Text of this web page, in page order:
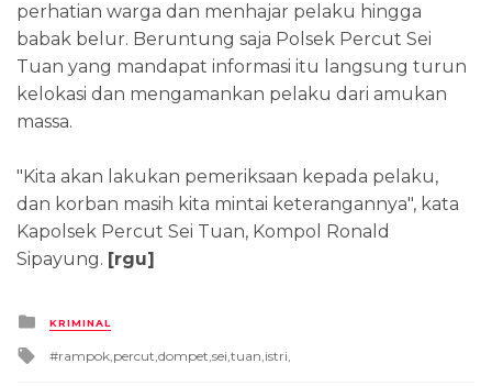
perhatian warga dan menhajar pelaku hingga
babak belur. Beruntung saja Polsek Percut Sei
Tuan yang mandapat informasi itu langsung turun
kelokasi dan mengamankan pelaku dari amukan
massa.
"Kita akan lakukan pemeriksaan kepada pelaku,
dan korban masih kita mintai keterangannya", kata
Kapolsek Percut Sei Tuan, Kompol Ronald
Sipayung. [rgu]
Posted
in
KRIMINAL
Tagged
rampok,percut,dompet,sei,tuan,istri,